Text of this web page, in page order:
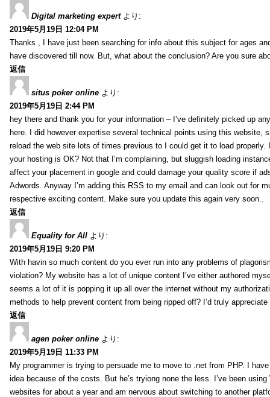
Digital marketing expert より:
2019年5月19日 12:04 PM
Thanks , I have just been searching for info about this subject for ages
have discovered till now. But, what about the conclusion? Are you sure
返信
situs poker online より:
2019年5月19日 2:44 PM
hey there and thank you for your information – I’ve definitely picked up
here. I did however expertise several technical points using this website,
reload the web site lots of times previous to I could get it to load properly.
your hosting is OK? Not that I’m complaining, but sluggish loading
affect your placement in google and could damage your quality score if
Adwords. Anyway I’m adding this RSS to my email and can look out for
respective exciting content. Make sure you update this again very soon..
返信
Equality for All より:
2019年5月19日 9:20 PM
With havin so much content do you ever run into any problems of
violation? My website has a lot of unique content I’ve either authored
seems a lot of it is popping it up all over the internet without my
methods to help prevent content from being ripped off? I’d truly appreciate
返信
agen poker online より:
2019年5月19日 11:33 PM
My programmer is trying to persuade me to move to .net from PHP. I
idea because of the costs. But he’s tryiong none the less. I’ve been
websites for about a year and am nervous about switching to another